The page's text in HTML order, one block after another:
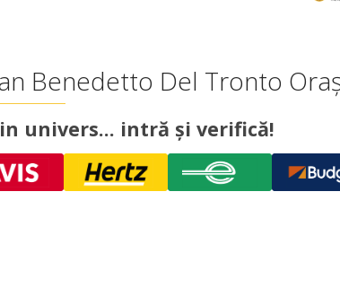
Benedetto Del Tronto
univers... intră și verifică!